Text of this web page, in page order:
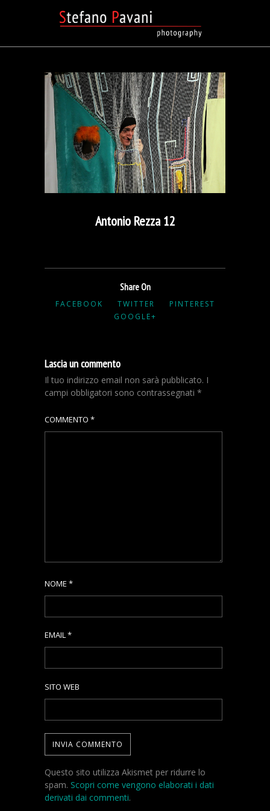
Antonio Rezza 12
Share On
FACEBOOK TWITTER
PINTEREST
GOOGLE+
Lascia un commento
Il tuo indirizzo email non sarà pubblicato. I
campi obbligatori sono contrassegnati *
COMMENTO *
NOME *
EMAIL*
SITO WEB
Questo sito utilizza Akismet per ridurre lo
spam. Scopri come vengono elaborati i dati
derivati dai commenti.